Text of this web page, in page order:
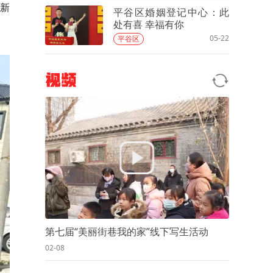
平谷区婚姻登记中心：此
处有喜 幸福有你
平谷区 05-22
视频
第七届“美丽街巷我的家”线下写生活动
02-08